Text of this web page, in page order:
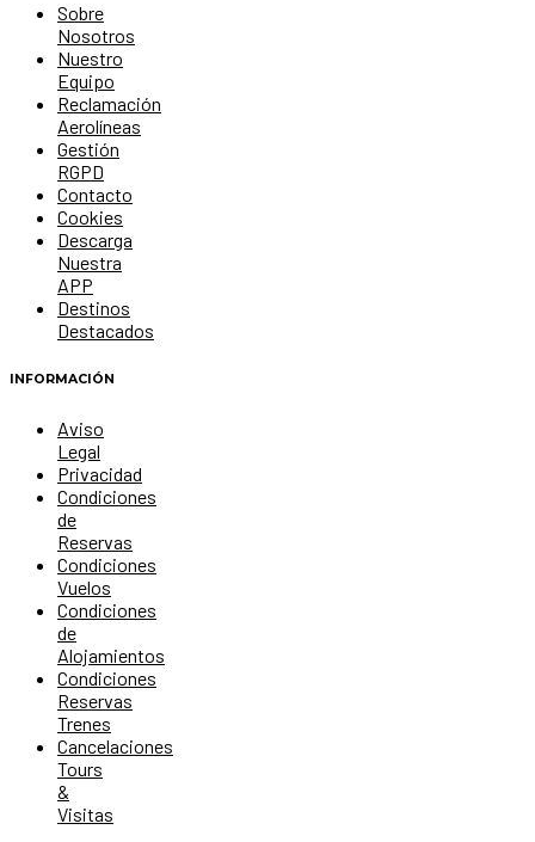
Sobre
Nosotros
Nuestro
Equipo
Reclamación
Aerolíneas
Gestión
RGPD
Contacto
Cookies
Descarga
Nuestra
APP
Destinos
Destacados
INFORMACIÓN
Aviso
Legal
Privacidad
Condiciones
de
Reservas
Condiciones
Vuelos
Condiciones
de
Alojamientos
Condiciones
Reservas
Trenes
Cancelaciones
Tours
&
Visitas